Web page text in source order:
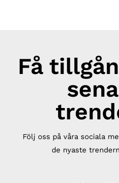
Få
Följ oss på våra sociala
de nyaste